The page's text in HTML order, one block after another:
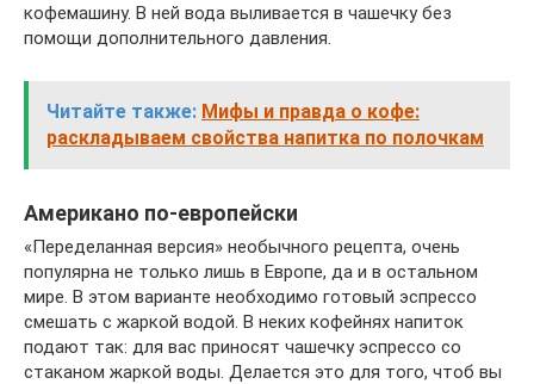
кофемашину. В ней вода выливается в чашечку без
помощи дополнительного давления.
Читайте также: Мифы и правда о кофе:
раскладываем свойства напитка по полочкам
Американо по-европейски
«Переделанная версия» необычного рецепта, очень
популярна не только лишь в Европе, да и в остальном
мире. В этом варианте необходимо готовый эспрессо
смешать с жаркой водой. В неких кофейнях напиток
подают так: для вас приносят чашечку эспрессо со
стаканом жаркой воды. Делается это для того, чтоб вы